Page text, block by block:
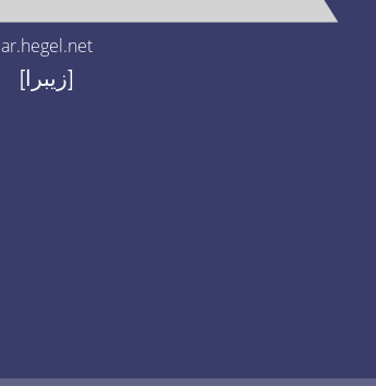
ar.hegel.net
[زيبرا]